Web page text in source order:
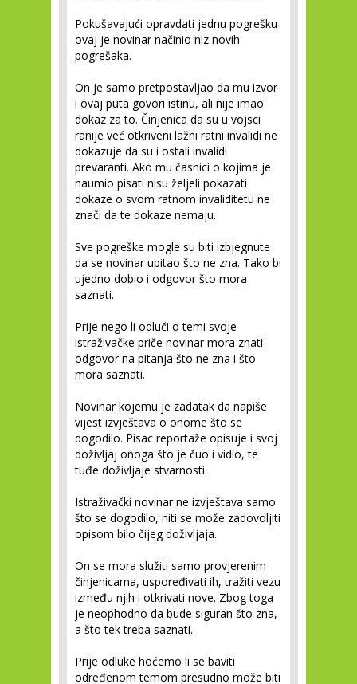
Pokušavajući opravdati jednu pogrešku
ovaj je novinar načinio niz novih
pogrešaka.
On je samo pretpostavljao da mu izvor
i ovaj puta govori istinu, ali nije imao
dokaz za to. Činjenica da su u vojsci
ranije već otkriveni lažni ratni invalidi ne
dokazuje da su i ostali invalidi
prevaranti. Ako mu časnici o kojima je
naumio pisati nisu željeli pokazati
dokaze o svom ratnom invaliditetu ne
znači da te dokaze nemaju.
Sve pogreške mogle su biti izbjegnute
da se novinar upitao što ne zna. Tako bi
ujedno dobio i odgovor što mora
saznati.
Prije nego li odluči o temi svoje
istraživačke priče novinar mora znati
odgovor na pitanja što ne zna i što
mora saznati.
Novinar kojemu je zadatak da napiše
vijest izvještava o onome što se
dogodilo. Pisac reportaže opisuje i svoj
doživljaj onoga što je čuo i vidio, te
tuđe doživljaje stvarnosti.
Istraživački novinar ne izvještava samo
što se dogodilo, niti se može zadovoljiti
opisom bilo čijeg doživljaja.
On se mora služiti samo provjerenim
činjenicama, uspoređivati ih, tražiti vezu
između njih i otkrivati nove. Zbog toga
je neophodno da bude siguran što zna,
a što tek treba saznati.
Prije odluke hoćemo li se baviti
određenom temom presudno može biti